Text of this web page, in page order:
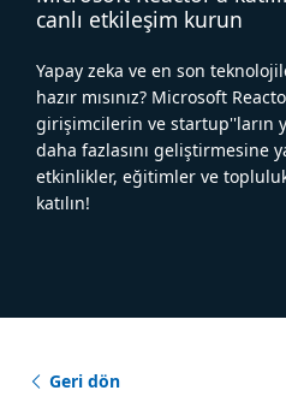
canlı etkileşim kurun
Yapay zeka ve en son
hazır mısınız? Microsoft
girişimcilerin ve startup''ların
daha fazlasını geliştirmesine
etkinlikler, eğitimler ve
katılın!
Geri dön